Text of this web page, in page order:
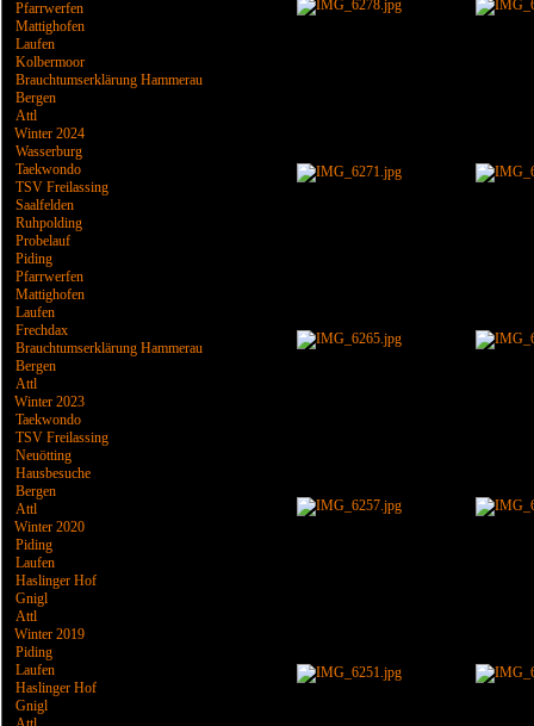
Pfarrwerfen
Mattighofen
Laufen
Kolbermoor
Brauchtumserklärung Hammerau
Bergen
Attl
Winter 2024
Wasserburg
Taekwondo
TSV Freilassing
Saalfelden
Ruhpolding
Probelauf
Piding
Pfarrwerfen
Mattighofen
Laufen
Frechdax
Brauchtumserklärung Hammerau
Bergen
Attl
Winter 2023
Taekwondo
TSV Freilassing
Neuötting
Hausbesuche
Bergen
Attl
Winter 2020
Piding
Laufen
Haslinger Hof
Gnigl
Attl
Winter 2019
Piding
Laufen
Haslinger Hof
Gnigl